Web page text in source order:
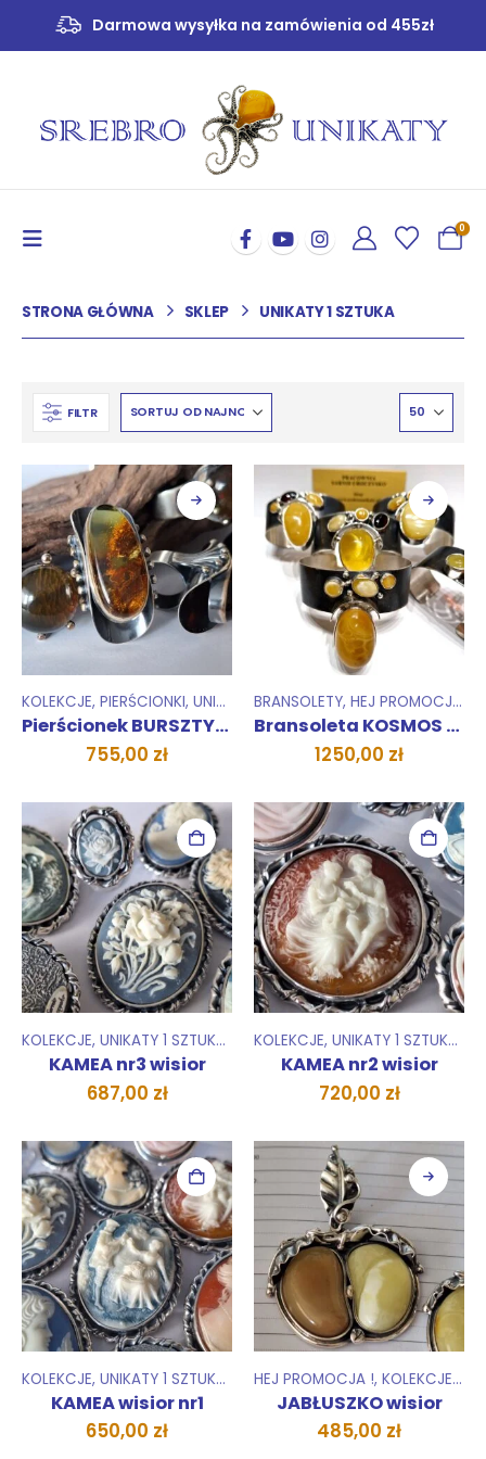
U nas wszystko jest pakowane jak na prezent -
FILTR
KOLEKCJE,PIERŚCIONKI,UNIKATY 1 SZTUKA
755,00 zł
BRANSOLETY,HEJ PROMOCJA !
1250,00 zł
KOLEKCJE, UNIKATY 1 SZTUKA WISIORKI ZAWIESZKI
KAMEA nr3 wisior
687,00 zł
KOLEKCJE, UNIKATY 1 SZTUKA
KAMEA nr2 wisior
720,00 zł
KOLEKCJE,UNIKATY 1 SZTUKA WISIORKI ZAWIESZKI
KAMEA wisior nr1
650,00 zł
HEJ PROMOCJA !, KOLEKCJE
JABŁUSZKO wisior
485,00 zł